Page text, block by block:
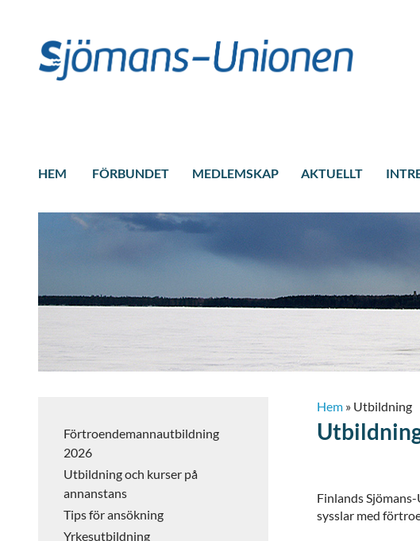
HEM FÖRBUNDET MEDLEMSKAP AKTUELLT
Förtroendemannautbildning
2026
Utbildning och kurser på
annanstans
Tips för ansökning
Yrkesutbildning
Hem » Utbildning
Finlands
sysslar med